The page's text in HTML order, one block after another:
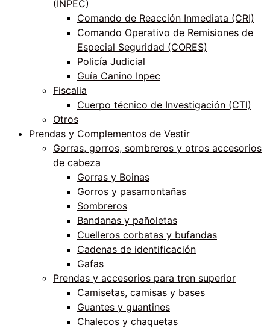
(INPEC)
Comando de Reacción Inmediata (CRI)
Comando Operativo de Remisiones de
Especial Seguridad (CORES)
Policía Judicial
Guía Canino Inpec
Fiscalia
Cuerpo técnico de Investigación (CTI)
Otros
Prendas y Complementos de Vestir
Gorras, gorros, sombreros y otros accesorios
de cabeza
Gorras y Boinas
Gorros y pasamontañas
Sombreros
Bandanas y pañoletas
Cuelleros corbatas y bufandas
Cadenas de identificación
Gafas
Prendas y accesorios para tren superior
Camisetas, camisas y bases
Guantes y guantines
Chalecos y chaquetas